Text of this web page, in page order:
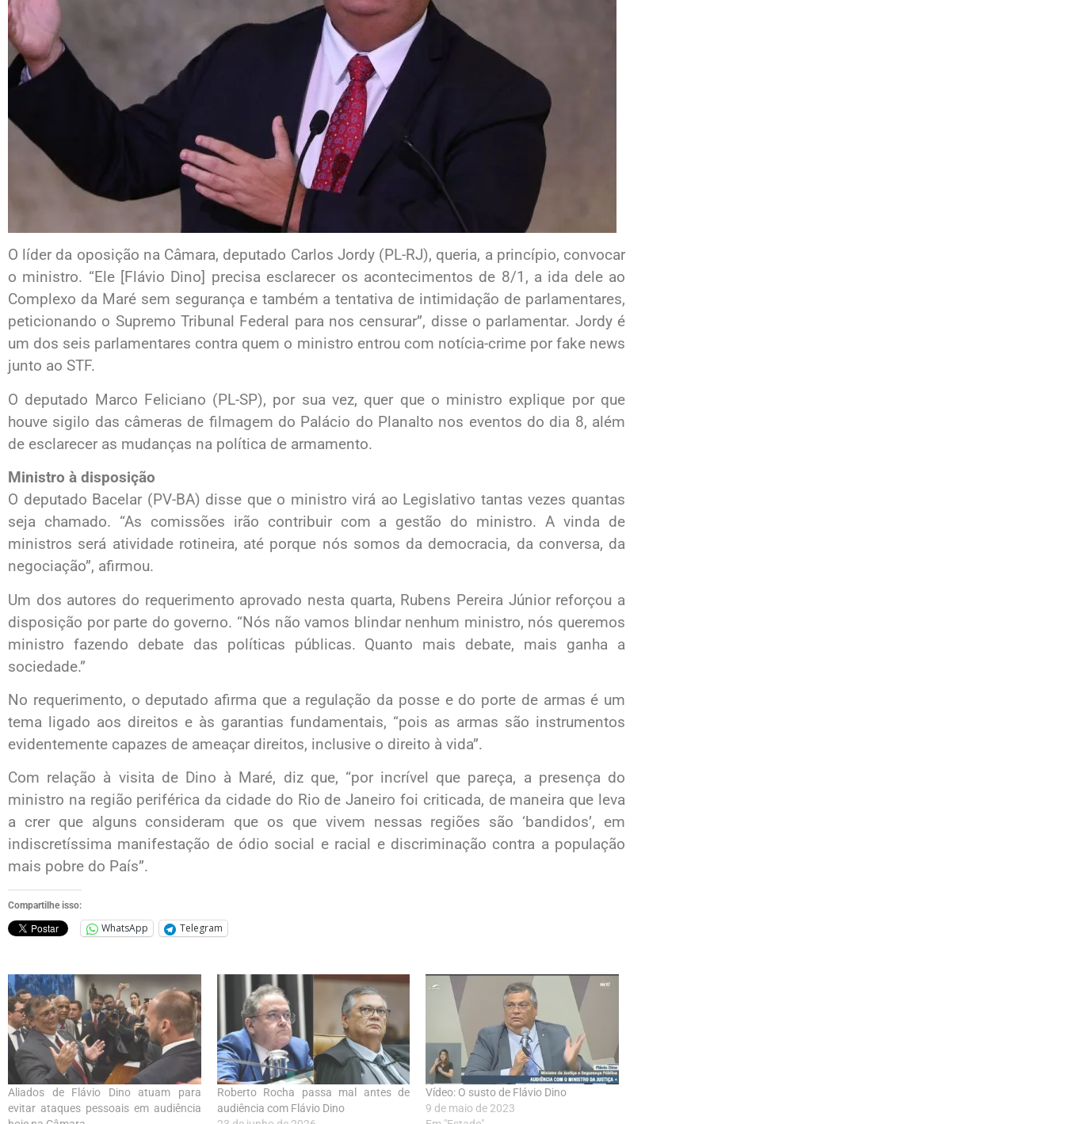
O líder da oposição na Câmara, deputado Carlos Jordy (PL-RJ), queria, a princípio, convocar
o ministro. “Ele [Flávio Dino] precisa esclarecer os acontecimentos de 8/1, a ida dele ao
Complexo da Maré sem segurança e também a tentativa de intimidação de parlamentares,
peticionando o Supremo Tribunal Federal para nos censurar”, disse o parlamentar. Jordy é
um dos seis parlamentares contra quem o ministro entrou com notícia-crime por fake news
junto ao STF.
O deputado Marco Feliciano (PL-SP), por sua vez, quer que o ministro explique por que
houve sigilo das câmeras de filmagem do Palácio do Planalto nos eventos do dia 8, além
de esclarecer as mudanças na política de armamento.
Ministro à disposição
O deputado Bacelar (PV-BA) disse que o ministro virá ao Legislativo tantas vezes quantas
seja chamado. “As comissões irão contribuir com a gestão do ministro. A vinda de
ministros será atividade rotineira, até porque nós somos da democracia, da conversa, da
negociação”, afirmou.
Um dos autores do requerimento aprovado nesta quarta, Rubens Pereira Júnior reforçou a
disposição por parte do governo. “Nós não vamos blindar nenhum ministro, nós queremos
ministro fazendo debate das políticas públicas. Quanto mais debate, mais ganha a
sociedade.”
No requerimento, o deputado afirma que a regulação da posse e do porte de armas é um
tema ligado aos direitos e às garantias fundamentais, “pois as armas são instrumentos
evidentemente capazes de ameaçar direitos, inclusive o direito à vida”.
Com relação à visita de Dino à Maré, diz que, “por incrível que pareça, a presença do
ministro na região periférica da cidade do Rio de Janeiro foi criticada, de maneira que leva
a crer que alguns consideram que os que vivem nessas regiões são ‘bandidos’, em
indiscretíssima manifestação de ódio social e racial e discriminação contra a população
mais pobre do País”.
Compartilhe isso:
WhatsApp Telegram
Aliados de Flávio Dino atuam para
evitar ataques pessoais em audiência
Roberto Rocha passa mal antes de
audiência com Flávio Dino
Vídeo: O susto de Flávio Dino
9 de maio de 2023